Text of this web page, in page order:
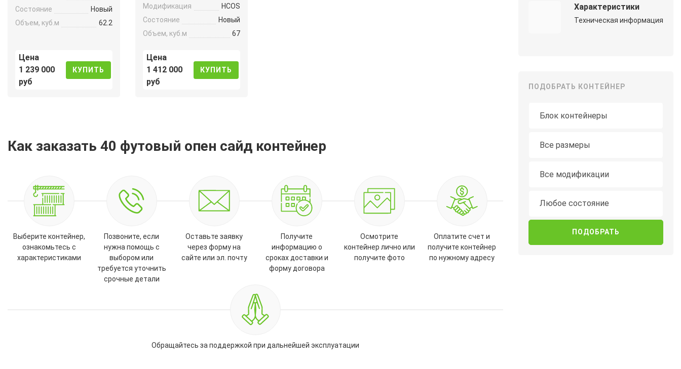
Состояние
Новый
Объем, куб.м
62.2
Цена
1 239 000
руб
КУПИТЬ
Модификация
HCOS
Состояние
Новый
Объем, куб.м
67
Цена
1 412 000
руб
КУПИТЬ
Как заказать 40 футовый опен сайд контейнер
Выберите контейнер,
ознакомьтесь с
характеристиками
Позвоните, если
нужна помощь с
выбором или
требуется уточнить
срочные детали
Оставьте заявку
через форму на
сайте или эл. почту
Получите
информацию о
сроках доставки и
форму договора
Осмотрите
контейнер лично или
получите фото
Оплатите счет и
получите контейнер
по нужному адресу
Обращайтесь за поддержкой при дальнейшей эксплуатации
Характеристики
Техническая информация
ПОДОБРАТЬ КОНТЕЙНЕР
Все размеры
Все модификации
Любое состояние